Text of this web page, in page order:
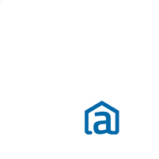
Case e appartamenti in
Affitto Bergamo
Appartamenti